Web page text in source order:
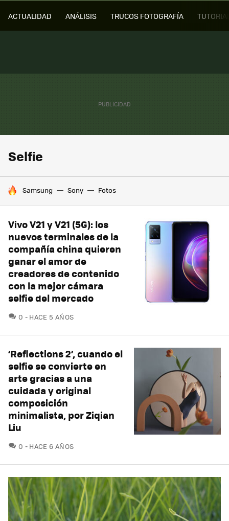
ACTUALIDAD ANÁLISIS TRUCOS FOTOGRAFÍA
Selfie
HOY SE HABLA DE
Samsung Sony Fotos
Vivo V21 y V21 (5G): los
nuevos terminales de la
compañía china quieren
ganar el amor de
creadores de contenido
con la mejor cámara
selfie del mercado
0 COMENTARIOS
HACE 5 AÑOS
‘Reflections 2’, cuando el
selfie se convierte en
arte gracias a una
cuidada y original
composición
minimalista, por Ziqian
Liu
0 COMENTARIOS
HACE 6 AÑOS